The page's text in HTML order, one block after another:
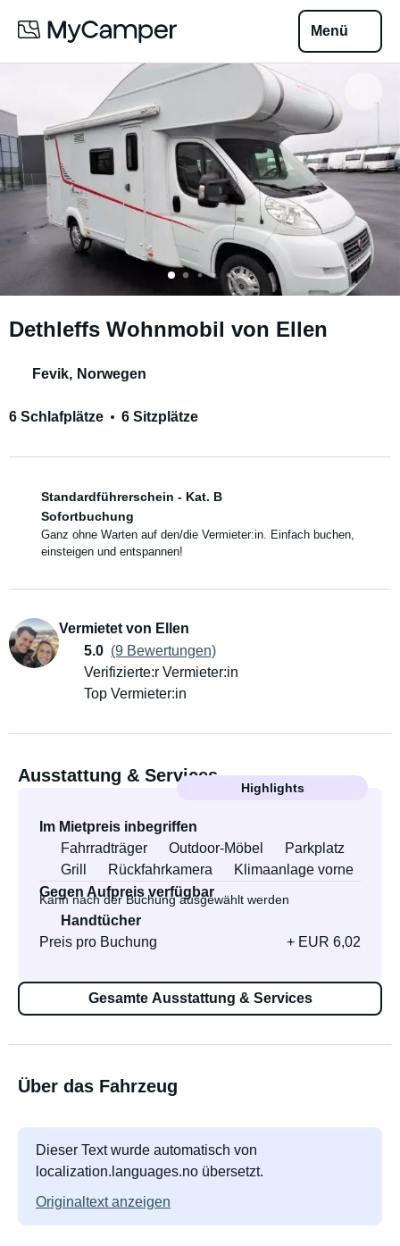
Menü
Dethleffs Wohnmobil von Ellen
Fevik, Norwegen
6 Schlafplätze 6 Sitzplätze
Standardführerschein - Kat. B
Sofortbuchung
Ganz ohne Warten auf den/die Vermieter:in. Einfach buchen,
einsteigen und entspannen!
Vermietet von Ellen
5.0 (9 Bewertungen)
Verifizierte:r Vermieter:in
Top Vermieter:in
Ausstattung & Services
Highlights
Im Mietpreis inbegriffen
Fahrradträger
Outdoor-Möbel
Parkplatz
Grill
Rückfahrkamera
Klimaanlage vorne
Gegen Aufpreis verfügbar
Kann nach der Buchung ausgewählt werden
Handtücher
Preis pro Buchung
+ EUR 6,02
Gesamte Ausstattung & Services
Über das Fahrzeug
Dieser Text wurde automatisch von
localization.languages.no übersetzt.
Originaltext anzeigen